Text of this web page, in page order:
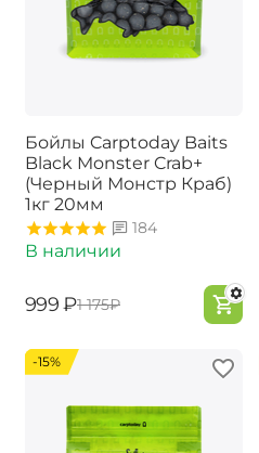
Бойлы Carptoday Baits
Black Monster Crab+
(Черный Монстр Краб)
1кг 20мм
184
В наличии
‍999‍ ₽‍1 175‍₽
-15%